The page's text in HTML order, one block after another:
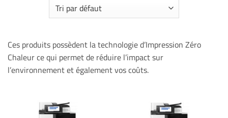
Ces produits possèdent la technologie d’Impression Zéro
Chaleur ce qui permet de réduire l’impact sur
l’environnement et également vos coûts.